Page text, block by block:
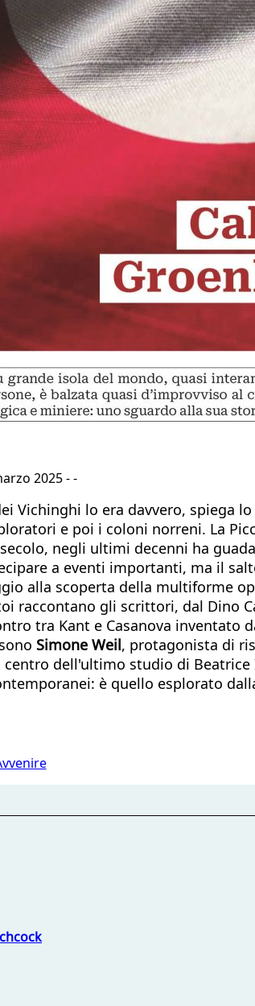
2025 - -
Vichinghi lo era davvero, spiega
e poi i coloni norreni. La
negli ultimi decenni ha
a eventi importanti, ma il
alla scoperta della multiforme
raccontano gli scrittori, dal Dino
tra Kant e Casanova inventato
Simone Weil, protagonista di
dell'ultimo studio di
è quello esplorato